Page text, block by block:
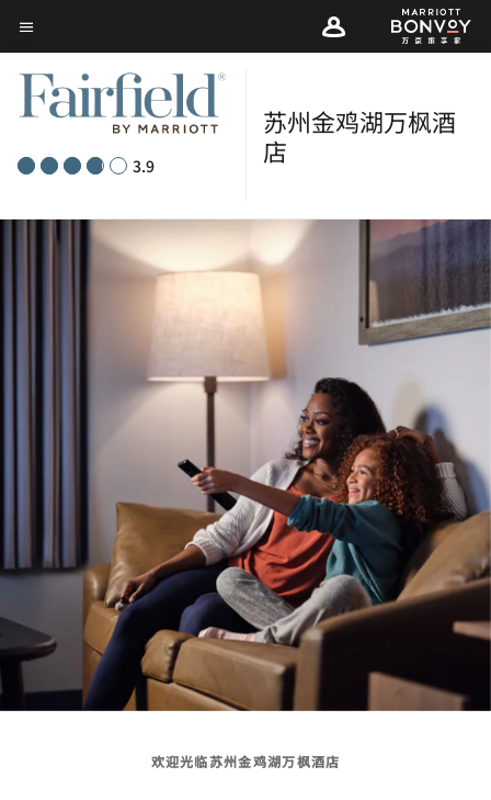
Skip
to
main
content
菜单文本
3.9
苏州金鸡湖万枫酒
店
欢迎光临苏州金鸡湖万枫酒店